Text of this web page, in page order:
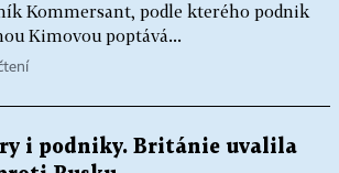
Kommersant, podle kterého podnik
Kimovou poptává...
i podniky. Británie uvalila